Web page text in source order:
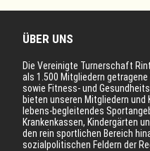
ÜBER UNS
Die Vereinigte Turnerschaft
als 1.500 Mitgliedern
sowie Fitness- und
bieten unseren Mitgliedern
lebens-begleitendes
Krankenkassen, Kindergärten
den rein sportlichen Bereich
sozialpolitischen Feldern der